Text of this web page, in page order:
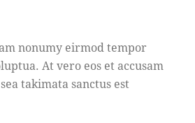
nonumy eirmod tempor
At vero eos et accusam
takimata sanctus est